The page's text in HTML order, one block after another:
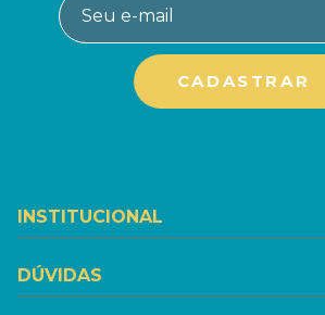
INSTITUCIONAL
DÚVIDAS